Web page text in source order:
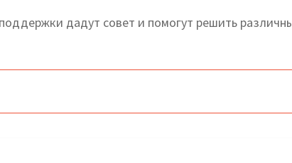
дадут совет и помогут решить